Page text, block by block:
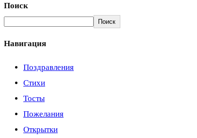
Поиск
Поиск
Навигация
Поздравления
Стихи
Тосты
Пожелания
Открытки